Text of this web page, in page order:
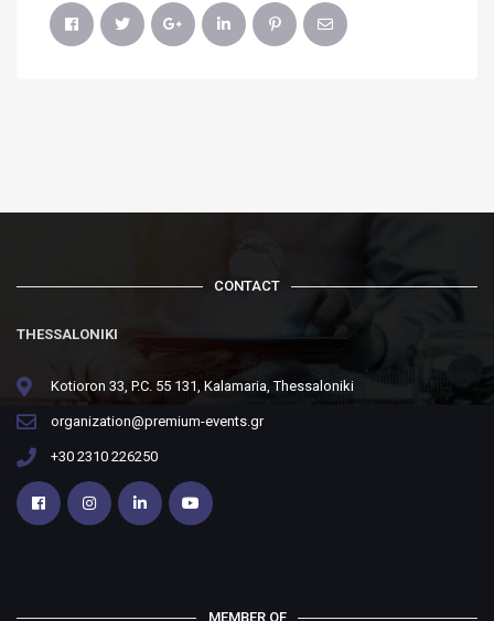
CONTACT
THESSALONIKI
Kotioron 33, P.C. 55 131, Kalamaria, Thessaloniki
organization@premium-events.gr
+30 2310 226250
MEMBER OF